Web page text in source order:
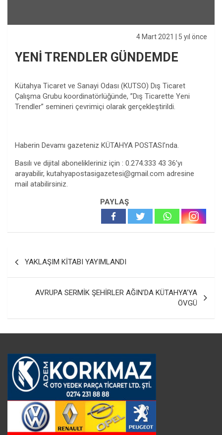
4 Mart 2021 | 5 yıl önce
YENİ TRENDLER GÜNDEMDE
Kütahya Ticaret ve Sanayi Odası (KUTSO) Dış Ticaret
Çalışma Grubu koordinatörlüğünde, ”Dış Ticarette Yeni
Trendler” semineri çevrimiçi olarak gerçekleştirildi.
Haberin Devamı gazeteniz KÜTAHYA POSTASI’nda.
Basılı ve dijital abonelikleriniz için : 0.274.333 43 36’yı
arayabilir, kutahyapostasigazetesi@gmail.com adresine
mail atabilirsiniz.
PAYLAŞ
gezinmesi
YAKLAŞIM KİTABI YAYIMLANDI
AVRUPA SERMİK ŞEHİRLER AĞIN’DA KÜTAHYA’YA
ÖVGÜ